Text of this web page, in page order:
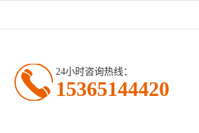
24小时咨询热线：
15365144420